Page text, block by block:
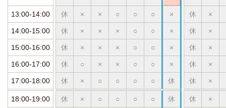
13:00-14:00 休 × × ○ ○ ○ × 休 ×
14:00-15:00 休 × × × ○ ○ × 休 ×
15:00-16:00 休 × × × ○ ○ × 休 ×
16:00-17:00 休 ○ × × ○ ○ × 休 ×
17:00-18:00 休 × ○ ○ ○ ○ 休 休 ×
18:00-19:00 休 × ○ ○ ○ ○ 休 休 ×